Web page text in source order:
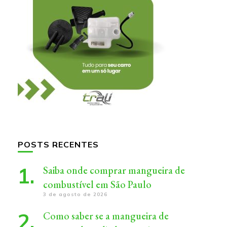
POSTS RECENTES
Saiba onde comprar mangueira de
combustível em São Paulo
3 de agosto de 2026
Como saber se a mangueira de